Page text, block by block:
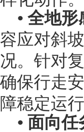
• 全地形
容应对斜
况。针对
确保行走
障稳定运
• 面向任